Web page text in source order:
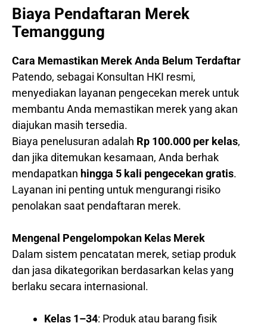
Biaya Pendaftaran Merek
Temanggung
Cara Memastikan Merek Anda Belum Terdaftar
Patendo, sebagai Konsultan HKI resmi,
menyediakan layanan pengecekan merek untuk
membantu Anda memastikan merek yang akan
diajukan masih tersedia.
Biaya penelusuran adalah Rp 100.000 per kelas,
dan jika ditemukan kesamaan, Anda berhak
mendapatkan hingga 5 kali pengecekan gratis.
Layanan ini penting untuk mengurangi risiko
penolakan saat pendaftaran merek.
Mengenal Pengelompokan Kelas Merek
Dalam sistem pencatatan merek, setiap produk
dan jasa dikategorikan berdasarkan kelas yang
berlaku secara internasional.
Kelas 1–34: Produk atau barang fisik